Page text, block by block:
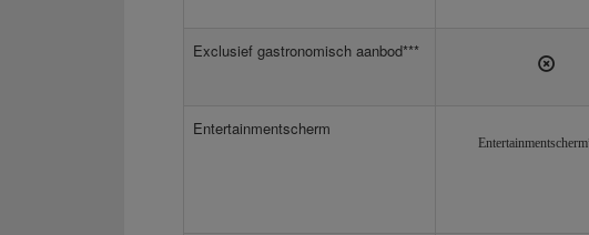
Exclusief gastronomisch aanbod***
Entertainmentscherm